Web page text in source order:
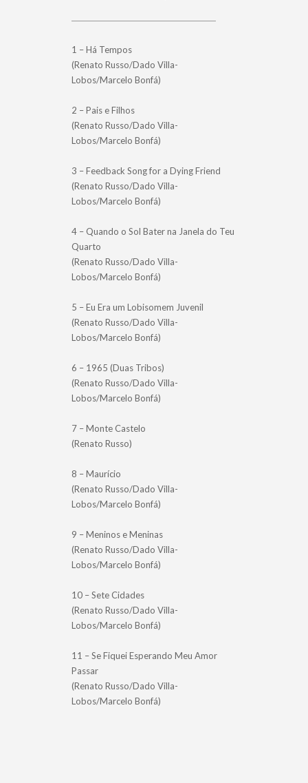
1 – Há Tempos
(Renato Russo/Dado Villa-
Lobos/Marcelo Bonfá)
2 – Pais e Filhos
(Renato Russo/Dado Villa-
Lobos/Marcelo Bonfá)
3 – Feedback Song for a Dying Friend
(Renato Russo/Dado Villa-
Lobos/Marcelo Bonfá)
4 – Quando o Sol Bater na Janela do Teu
Quarto
(Renato Russo/Dado Villa-
Lobos/Marcelo Bonfá)
5 – Eu Era um Lobisomem Juvenil
(Renato Russo/Dado Villa-
Lobos/Marcelo Bonfá)
6 – 1965 (Duas Tribos)
(Renato Russo/Dado Villa-
Lobos/Marcelo Bonfá)
7 – Monte Castelo
(Renato Russo)
8 – Maurício
(Renato Russo/Dado Villa-
Lobos/Marcelo Bonfá)
9 – Meninos e Meninas
(Renato Russo/Dado Villa-
Lobos/Marcelo Bonfá)
10 – Sete Cidades
(Renato Russo/Dado Villa-
Lobos/Marcelo Bonfá)
11 – Se Fiquei Esperando Meu Amor
Passar
(Renato Russo/Dado Villa-
Lobos/Marcelo Bonfá)